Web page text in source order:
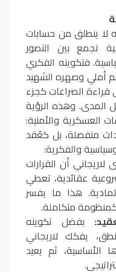
لا ينطلق من حسابات
تجمع بين التصور
فتكوينه الفكري
أملي وصهره الشهيد
الصراعات كجزء
وهذه الرؤية
العسكرية والأمنية:
منفصلة، بل كعُقد
والفكرية:
لاريجاني أن القرارات
عقائدية، تعطي
هذا ما يفسر
متكاملة.
بفضل تكوينه
يفكك لاريجاني
الأساسية، ثم يعيد